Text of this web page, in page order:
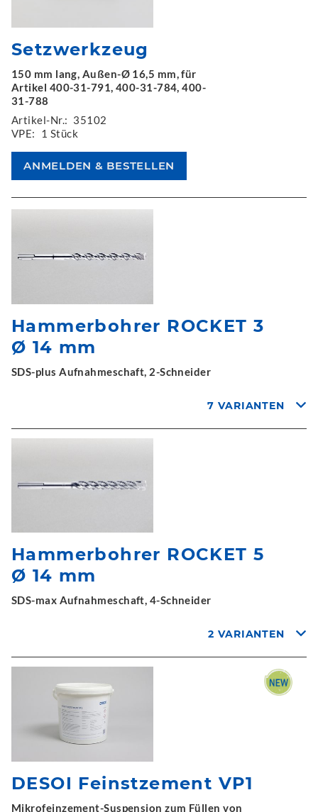
Setzwerkzeug
150 mm lang, Außen-Ø 16,5 mm, für
Artikel 400-31-791, 400-31-784, 400-
31-788
Artikel-Nr.: 35102
VPE:
1 Stück
Hammerbohrer ROCKET 3
Ø 14 mm
SDS-plus Aufnahmeschaft, 2-Schneider
7 VARIANTEN
Hammerbohrer ROCKET 5
Ø 14 mm
SDS-max Aufnahmeschaft, 4-Schneider
2 VARIANTEN
DESOI Feinstzement VP1
Mikrofeinzement-Suspension zum Füllen von